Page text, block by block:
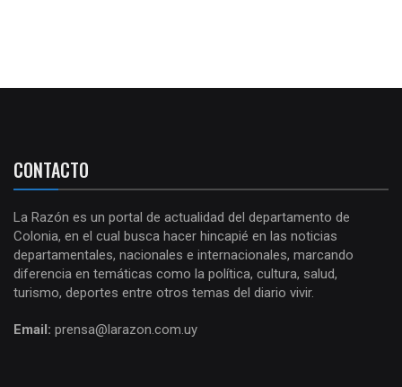
CONTACTO
La Razón es un portal de actualidad del departamento de
Colonia, en el cual busca hacer hincapié en las noticias
departamentales, nacionales e internacionales, marcando
diferencia en temáticas como la política, cultura, salud,
turismo, deportes entre otros temas del diario vivir.
Email: prensa@larazon.com.uy